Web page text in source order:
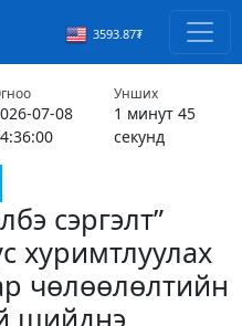
3593.87₮
07-08
Унших
1 минут 45
секунд
сэргэлт”
хуримтлуулах
чөлөөлөлтийн